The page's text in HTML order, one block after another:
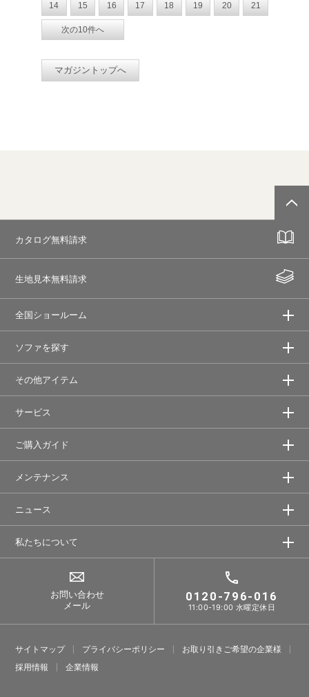
14 15 16 17 18 19 20 21
次の10件へ
マガジントップへ
カタログ無料請求
生地見本無料請求
全国ショールーム
ソファを探す
その他アイテム
サービス
ご購入ガイド
メンテナンス
ニュース
私たちについて
お問い合わせ
メール
0120-796-016
11:00-19:00 水曜定休日
サイトマップ プライバシーポリシー
お取り引きご希望の企業様
採⽤情報
企業情報